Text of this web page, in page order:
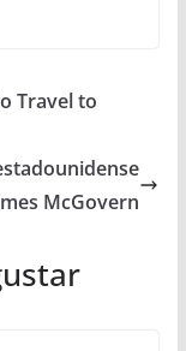
Travel to
McGovern